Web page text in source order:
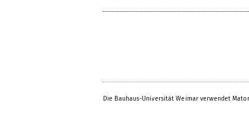
Die Bauhaus-Universität Weimar verwendet